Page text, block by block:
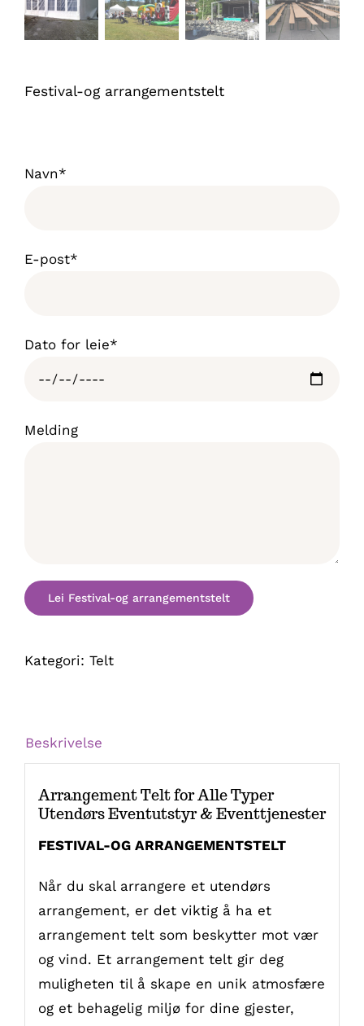
Festival-og arrangementstelt
Navn*
E-post*
Dato for leie*
Melding
Kategori: Telt
Beskrivelse
Arrangement Telt for Alle Typer
Utendørs Eventutstyr & Eventtjenester
FESTIVAL-OG ARRANGEMENTSTELT
Når du skal arrangere et utendørs
arrangement, er det viktig å ha et
arrangement telt som beskytter mot vær
og vind. Et arrangement telt gir deg
muligheten til å skape en unik atmosfære
og et behagelig miljø for dine gjester,